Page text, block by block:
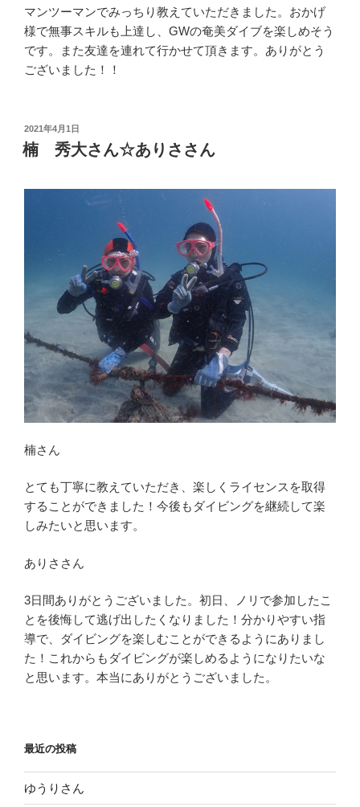
マンツーマンでみっちり教えていただきました。おかげ
様で無事スキルも上達し、GWの奄美ダイブを楽しめそう
です。また友達を連れて行かせて頂きます。ありがとう
ございました！！
投
稿
日:
2021年4月1日
楠 秀大さん☆ありささん
楠さん
とても丁寧に教えていただき、楽しくライセンスを取得
することができました！今後もダイビングを継続して楽
しみたいと思います。
ありささん
3日間ありがとうございました。初日、ノリで参加したこ
とを後悔して逃げ出したくなりました！分かりやすい指
導で、ダイビングを楽しむことができるようにありまし
た！これからもダイビングが楽しめるようになりたいな
と思います。本当にありがとうございました。
最近の投稿
ゆうりさん